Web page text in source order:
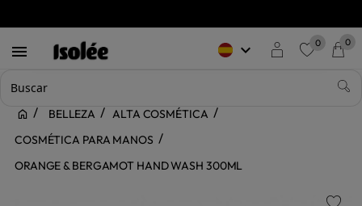
 keyboard_arrow_down 0 0
BELLEZA
ALTA COSMÉTICA
COSMÉTICA PARA MANOS
ORANGE & BERGAMOT HAND WASH 300ML